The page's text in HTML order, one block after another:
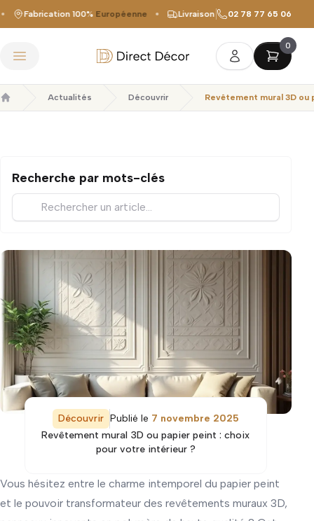
Fabrication 100%Européenne Livraison offertedès 149 €
02 78 77 65 06
Ouvrir le menu Direct Décor
0
Accueil
Actualités Découvrir Revêtement mural 3D
Recherche par mots-clés
Découvrir Publié le 7 novembre 2025
Revêtement mural 3D ou papier peint : choix
pour votre intérieur ?
Vous hésitez entre le charme intemporel du papier peint
et le pouvoir transformateur des revêtements muraux 3D,